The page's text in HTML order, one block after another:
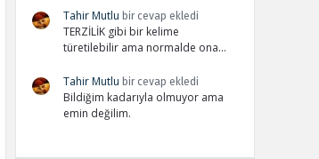
Tahir Mutlu bir cevap ekledi
TERZİLİK gibi bir kelime
türetilebilir ama normalde ona…
Tahir Mutlu bir cevap ekledi
Bildiğim kadarıyla olmuyor ama
emin değilim.